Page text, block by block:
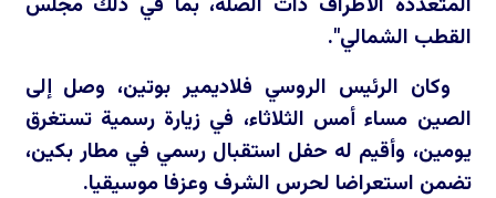
القطب الشمالي".
وكان الرئيس الروسي فلاديمير بوتين، وصل إلى
الصين مساء أمس الثلاثاء، في زيارة رسمية تستغرق
يومين، وأقيم له حفل استقبال رسمي في مطار بكين،
تضمن استعراضا لحرس الشرف وعزفا موسيقيا.